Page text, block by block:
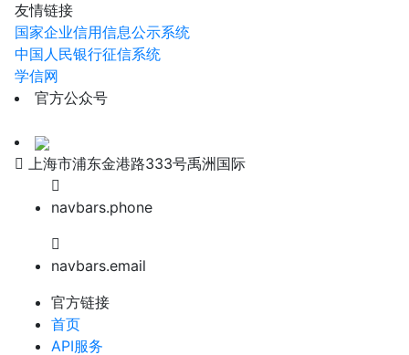
友情链接
国家企业信用信息公示系统
中国人民银行征信系统
学信网
官方公众号
上海市浦东金港路333号禹洲国际
navbars.phone
navbars.email
官方链接
首页
API服务